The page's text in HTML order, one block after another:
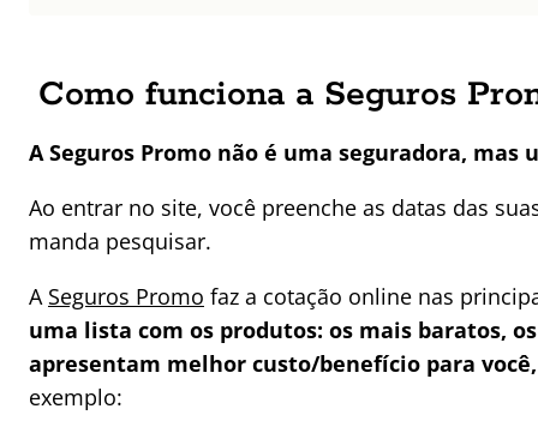
Como funciona a Seguros
A Seguros Promo não é uma seguradora, mas
Ao entrar no site, você preenche as datas das
manda pesquisar.
A Seguros Promo faz a cotação online nas
uma lista com os produtos: os mais baratos,
apresentam melhor custo/benefício para
exemplo: